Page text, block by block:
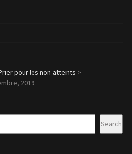
pour les non-atteints >
2019
Search